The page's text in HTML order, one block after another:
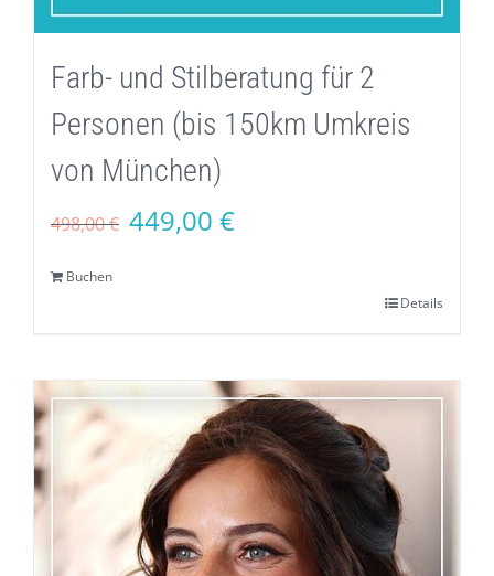
Farb- und Stilberatung für 2
Personen (bis 150km Umkreis
von München)
498,00€
Ursprünglicher
449,00 €Aktueller
Buchen
Details